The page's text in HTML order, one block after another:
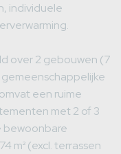
individuele
over 2 gebouwen (7
gemeenschappelijke
een ruime
met 2 of 3
bewoonbare
m² (excl. terrassen